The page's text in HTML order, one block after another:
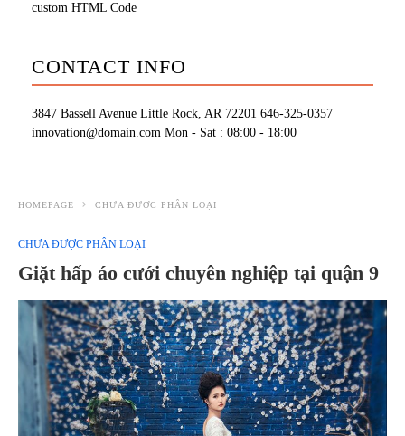
custom HTML Code
CONTACT INFO
3847 Bassell Avenue Little Rock, AR 72201 646-325-0357
innovation@domain.com Mon - Sat : 08:00 - 18:00
HOMEPAGE CHƯA ĐƯỢC PHÂN LOẠI
CHƯA ĐƯỢC PHÂN LOẠI
Giặt hấp áo cưới chuyên nghiệp tại quận 9